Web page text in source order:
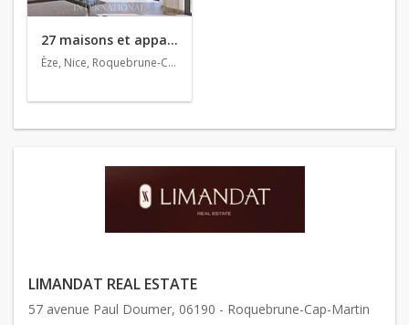
27 maisons et appartements en vente
Èze, Nice, Roquebrune-Cap-Martin
LIMANDAT REAL ESTATE
57 avenue Paul Doumer, 06190 - Roquebrune-Cap-Martin